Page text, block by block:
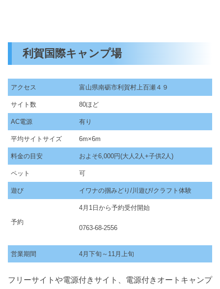
利賀国際キャンプ場
アクセス 富山県南砺市利賀村上百瀬４９
サイト数 80ほど
AC電源 有り
平均サイトサイズ 6m×6m
料金の目安 およそ6,000円(大人2人+子供2人)
ペット 可
遊び イワナの掴みどり/川遊び/クラフト体験
予約
4月1日から予約受付開始
0763-68-2556
営業期間 4月下旬～11月上旬
フリーサイトや電源付きサイト、電源付きオートキャンプ